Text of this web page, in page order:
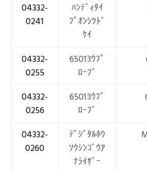
04332-
0241
ﾊﾝﾃﾞｨﾀｲ
ﾌﾟｵﾝｼﾂﾄﾞ
ｹｲ
04332-
0255
6501ﾖｳﾌﾟ
ﾛｰﾌﾞ
04332-
0256
6501ﾖｳﾌﾟ
ﾛｰﾌﾞ
04332-
0260
ﾃﾞｼﾞﾀﾙﾎｳ
ｿｳｼﾝｺﾞｳｱ
ﾅﾗｲｻﾞｰ